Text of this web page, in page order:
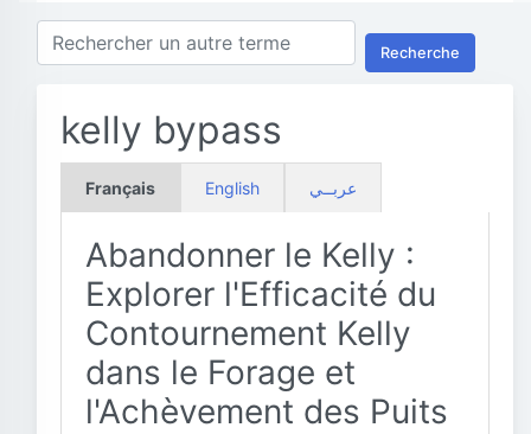
Recherche
kelly bypass
Français English عربــي
Abandonner le Kelly :
Explorer l'Efficacité du
Contournement Kelly
dans le Forage et
l'Achèvement des Puits